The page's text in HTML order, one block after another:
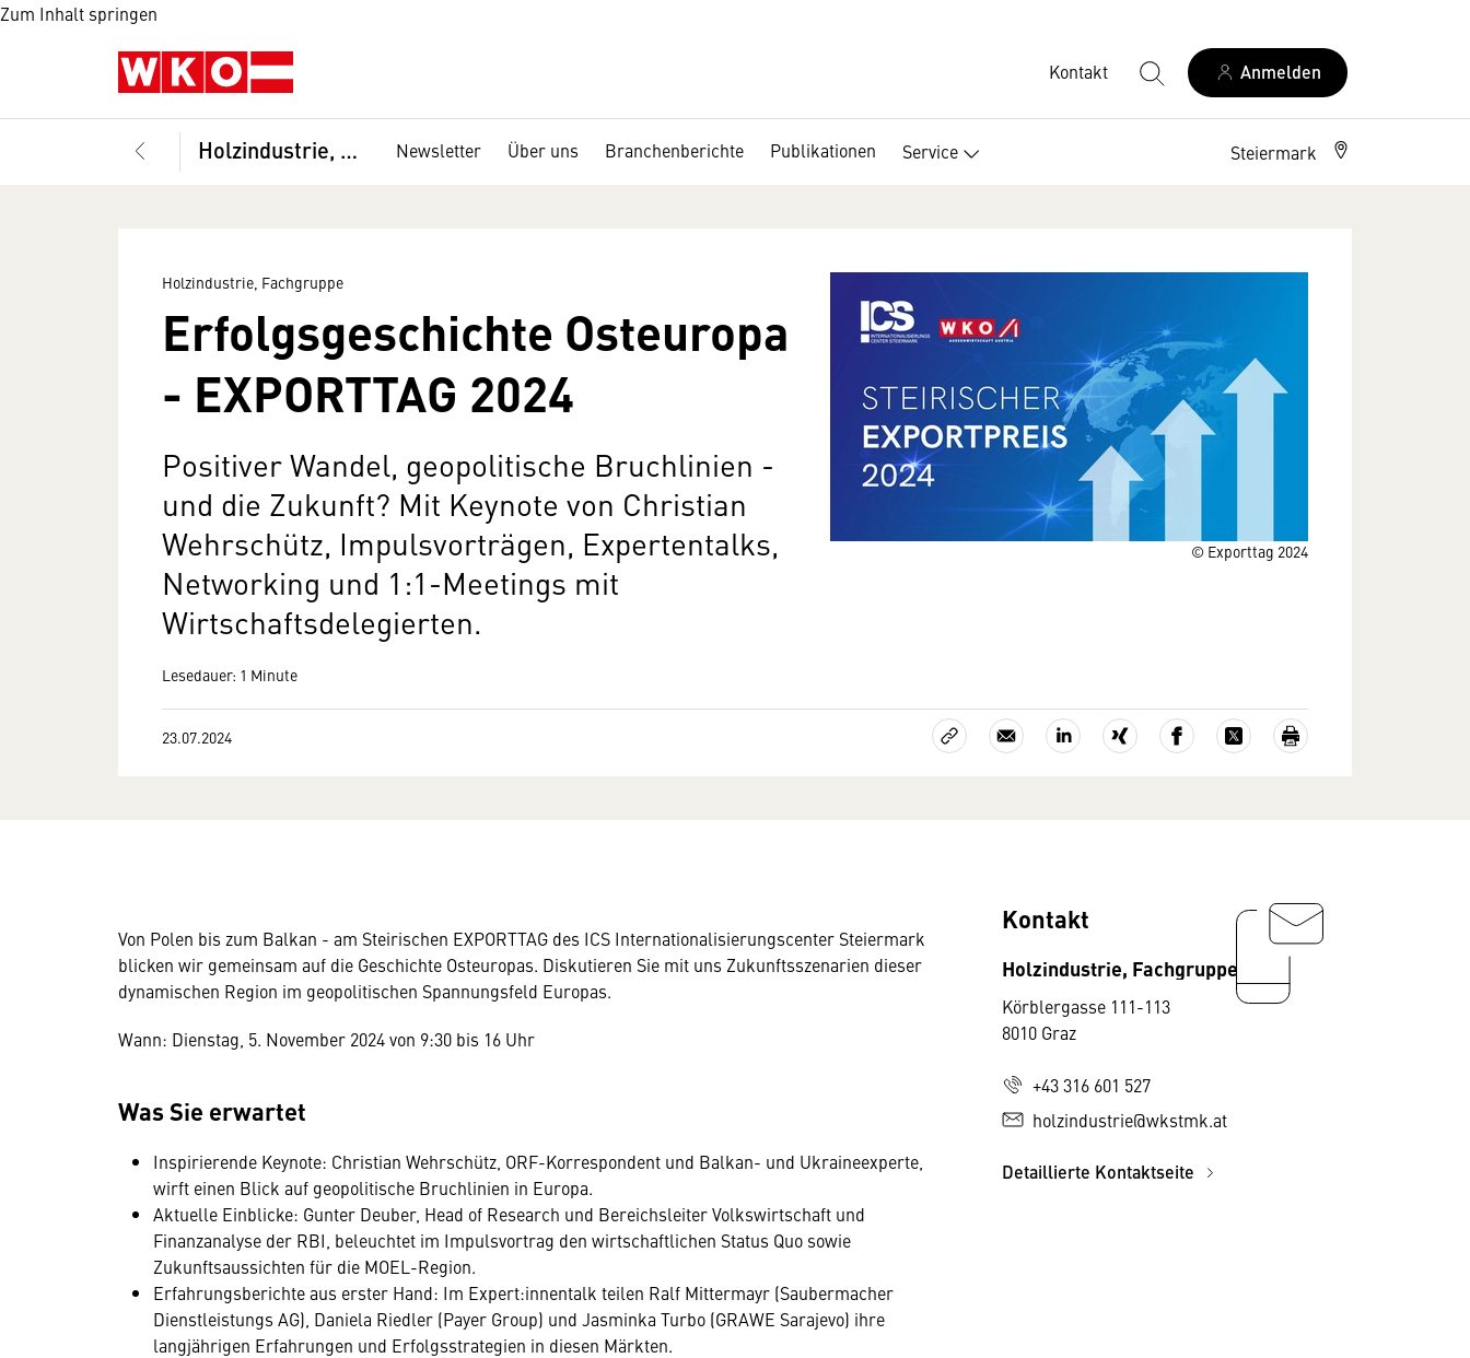
Zum Inhalt springen
Kontakt Anmelden
Holzindustrie, Fachgruppe Newsletter Über uns Branchenberichte Publikationen Service Steiermark
© Exporttag 2024
Holzindustrie, Fachgruppe
Erfolgsgeschichte Osteuropa
- EXPORTTAG 2024
Positiver Wandel, geopolitische Bruchlinien -
und die Zukunft? Mit Keynote von Christian
Wehrschütz, Impulsvorträgen, Expertentalks,
Networking und 1:1-Meetings mit
Wirtschaftsdelegierten.
Lesedauer: 1 Minute
23.07.2024
Von Polen bis zum Balkan - am Steirischen EXPORTTAG des ICS Internationalisierungscenter Steiermark
blicken wir gemeinsam auf die Geschichte Osteuropas. Diskutieren Sie mit uns Zukunftsszenarien dieser
dynamischen Region im geopolitischen Spannungsfeld Europas.
Wann: Dienstag, 5. November 2024 von 9:30 bis 16 Uhr
Was Sie erwartet
Inspirierende Keynote: Christian Wehrschütz, ORF-Korrespondent und Balkan- und Ukraineexperte,
wirft einen Blick auf geopolitische Bruchlinien in Europa.
Aktuelle Einblicke: Gunter Deuber, Head of Research und Bereichsleiter Volkswirtschaft und
Finanzanalyse der RBI, beleuchtet im Impulsvortrag den wirtschaftlichen Status Quo sowie
Zukunftsaussichten für die MOEL-Region.
Erfahrungsberichte aus erster Hand: Im Expert:innentalk teilen Ralf Mittermayr (Saubermacher
Dienstleistungs AG), Daniela Riedler (Payer Group) und Jasminka Turbo (GRAWE Sarajevo) ihre
langjährigen Erfahrungen und Erfolgsstrategien in diesen Märkten.
Kontakt
Holzindustrie, Fachgruppe
Körblergasse 111-113
8010 Graz
+43 316 601 527
holzindustrie@wkstmk.at
Detaillierte Kontaktseite